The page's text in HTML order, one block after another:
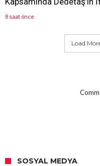
8 saat önce
Load
SOSYAL MEDYA